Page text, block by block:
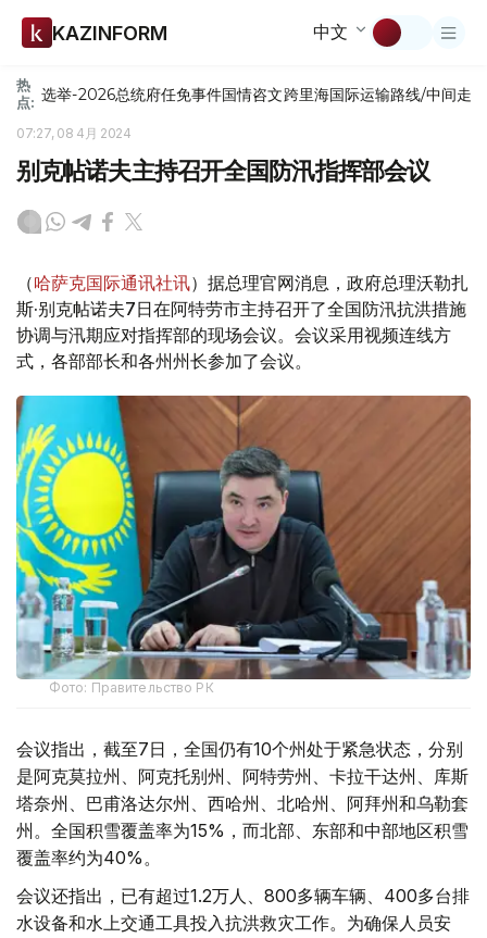
KAZINFORM 中文
热
点: 选举-2026总统府任免事件国情咨文跨里海国际运输路线/中间走廊
07:27, 08 4月 2024
别克帖诺夫主持召开全国防汛指挥部会议
（哈萨克国际通讯社讯）据总理官网消息，政府总理沃勒扎
斯·别克帖诺夫7日在阿特劳市主持召开了全国防汛抗洪措施
协调与汛期应对指挥部的现场会议。会议采用视频连线方
式，各部部长和各州州长参加了会议。
Фото: Правительство РК
会议指出，截至7日，全国仍有10个州处于紧急状态，分别
是阿克莫拉州、阿克托别州、阿特劳州、卡拉干达州、库斯
塔奈州、巴甫洛达尔州、西哈州、北哈州、阿拜州和乌勒套
州。全国积雪覆盖率为15%，而北部、东部和中部地区积雪
覆盖率约为40%。
会议还指出，已有超过1.2万人、800多辆车辆、400多台排
水设备和水上交通工具投入抗洪救灾工作。为确保人员安